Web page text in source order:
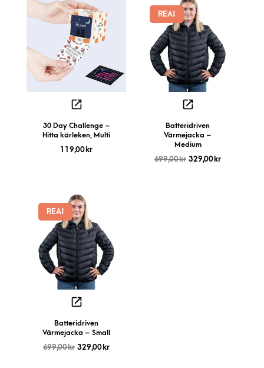
30 Day Challenge –
Hitta kärleken, Multi
119,00 kr
REA!
Batteridriven
Värmejacka –
Medium
699,00kr 329,00 kr
REA!
Batteridriven
Värmejacka – Small
699,00kr 329,00 kr